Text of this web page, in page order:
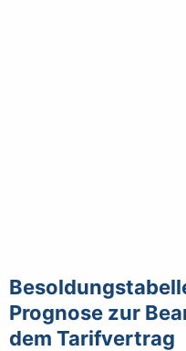
Prognose zur
dem Tarifvertrag